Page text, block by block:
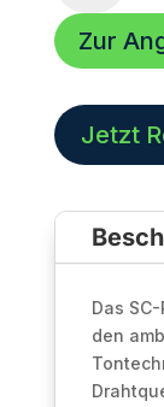
15,00m
SW
|
x
mm²
NEUTRIK®
Menge
Zur
Jetzt
Das
den